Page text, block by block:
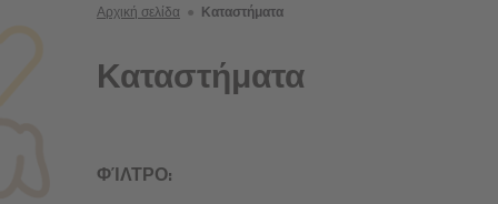
Αρχική σελίδα ● Καταστήματα
Καταστήματα
ΦΊΛΤΡΟ: